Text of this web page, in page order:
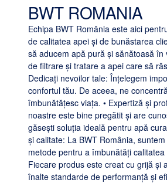
BWT ROMANIA
Echipa BWT România este aici
de calitatea apei și de bunăstarea
să aducem apă pură și sănătoasă
de filtrare și tratare a apei care să
Dedicați nevoilor tale: Înțelegem
confortul tău. De aceea, ne
îmbunătățesc viața. • Expertiză și
noastre este bine pregătit și are
găsești soluția ideală pentru apă
și calitate: La BWT România,
metode pentru a îmbunătăți
Fiecare produs este creat cu grijă și
înalte standarde de performanță și